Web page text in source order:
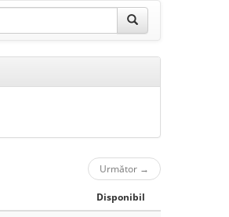
Următor →
Disponibil